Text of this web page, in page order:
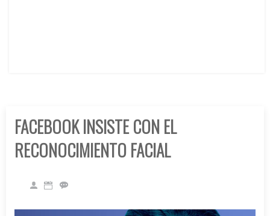
FACEBOOK INSISTE CON EL
RECONOCIMIENTO FACIAL